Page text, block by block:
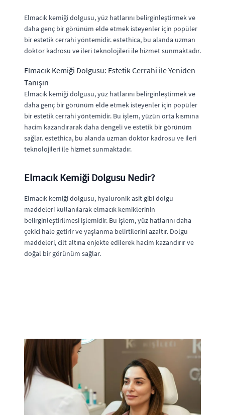
Elmacık kemiği dolgusu, yüz hatlarını belirginleştirmek ve
daha genç bir görünüm elde etmek isteyenler için popüler
bir estetik cerrahi yöntemidir. estethica, bu alanda uzman
doktor kadrosu ve ileri teknolojileri ile hizmet sunmaktadır.
Elmacık Kemiği Dolgusu: Estetik Cerrahi ile Yeniden
Tanışın
Elmacık kemiği dolgusu, yüz hatlarını belirginleştirmek ve
daha genç bir görünüm elde etmek isteyenler için popüler
bir estetik cerrahi yöntemidir. Bu işlem, yüzün orta kısmına
hacim kazandırarak daha dengeli ve estetik bir görünüm
sağlar. estethica, bu alanda uzman doktor kadrosu ve ileri
teknolojileri ile hizmet sunmaktadır.
Elmacık Kemiği Dolgusu Nedir?
Elmacık kemiği dolgusu, hyaluronik asit gibi dolgu
maddeleri kullanılarak elmacık kemiklerinin
belirginleştirilmesi işlemidir. Bu işlem, yüz hatlarını daha
çekici hale getirir ve yaşlanma belirtilerini azaltır. Dolgu
maddeleri, cilt altına enjekte edilerek hacim kazandırır ve
doğal bir görünüm sağlar.